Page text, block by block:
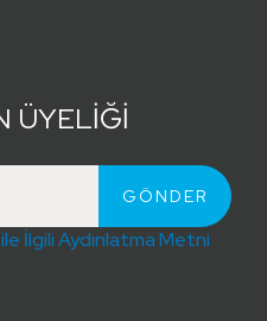
ÜYELİĞİ
İlgili Aydınlatma Metni